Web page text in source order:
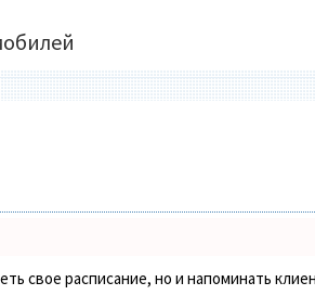
свое расписание, но и напоминать